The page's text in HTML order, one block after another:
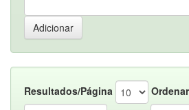
Resultados/Página